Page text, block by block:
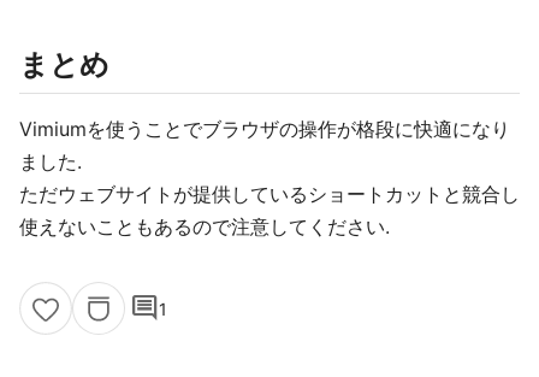
まとめ
Vimiumを使うことでブラウザの操作が格段に快適になり
ました.
ただウェブサイトが提供しているショートカットと競合し
使えないこともあるので注意してください.
comment1